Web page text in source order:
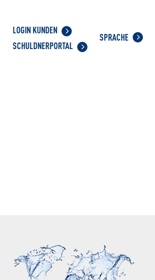
LOGIN KUNDEN
SCHULDNERPORTAL
SPRACHE